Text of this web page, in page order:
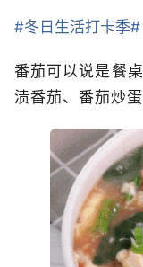
#冬日生活打卡季#
番茄可以说是餐
渍番茄、番茄炒